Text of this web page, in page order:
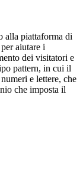
alla piattaforma di
aiutare i
dei visitatori e
pattern, in cui il
e lettere, che
che imposta il